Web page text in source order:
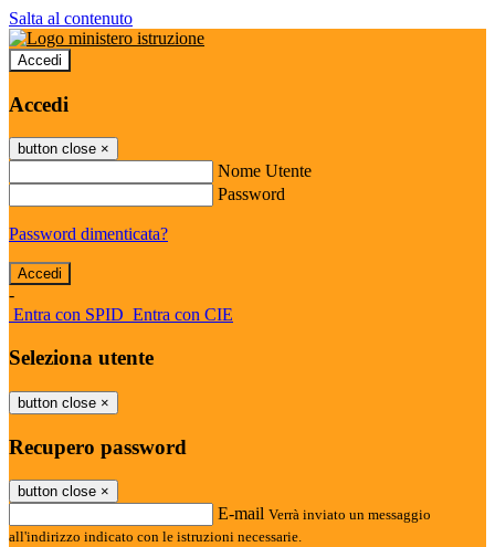
Salta al contenuto
Accedi
Accedi
button close ×
Nome Utente
Password
Password dimenticata?
-
Entra con SPID Entra con CIE
Seleziona utente
button close ×
Recupero password
button close ×
E-mail Verrà inviato un messaggio
all'indirizzo indicato con le istruzioni necessarie.